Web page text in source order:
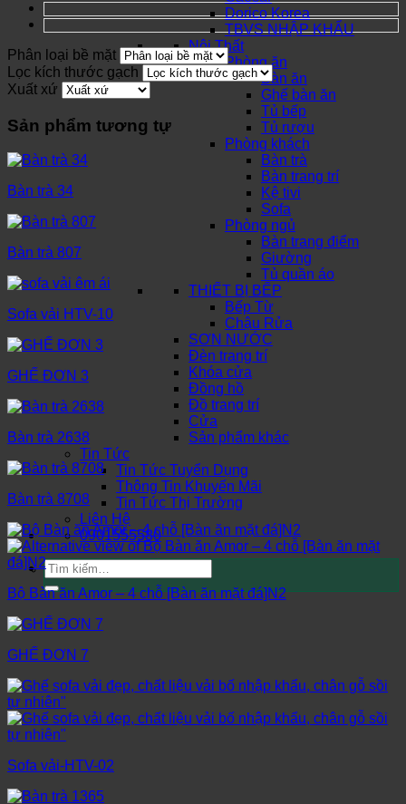
Dorico Korea
TBVS NHẬP KHẨU
Nội Thất
Phòng ăn
Bàn ăn
Ghế bàn ăn
Tủ bếp
Tủ rượu
Phòng khách
Bàn trà
Bàn trang trí
Kệ tivi
Sofa
Phòng ngủ
Bàn trang điểm
Giường
Tủ quần áo
THIẾT BỊ BẾP
Bếp Từ
Chậu Rửa
SƠN NƯỚC
Đèn trang trí
Khóa cửa
Đồng hồ
Đồ trang trí
Cửa
Sản phẩm khác
Tin Tức
Tin Tức Tuyển Dụng
Thông Tin Khuyến Mãi
Tin Tức Thị Trường
Liên Hệ
0901555580
Tìm
kiếm:
Phân loại bề mặt
Lọc kích thước gạch
Xuất xứ
Sản phẩm tương tự
Bàn trà 34
Bàn trà 807
Sofa vải HTV-10
GHẾ ĐƠN 3
Bàn trà 2638
Bàn trà 8708
Bộ Bàn ăn Amor – 4 chỗ [Bàn ăn mặt đá]N2
GHẾ ĐƠN 7
Sofa vải-HTV-02